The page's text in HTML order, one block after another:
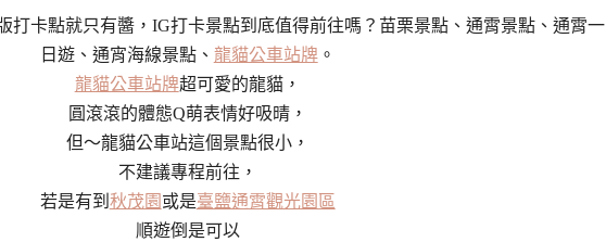
打卡點就只有醬，IG打卡景點到底值得前往嗎？苗栗景點、通霄景點、通霄一
日遊、通宵海線景點、 龍貓公車站牌。
龍貓公車站牌超可愛的龍貓，
圓滾滾的體態Q萌表情好吸晴，
但～龍貓公車站這個景點很小，
不建議專程前往，
若是有到 秋茂園 或是臺鹽通霄觀光園區
順遊倒是可以